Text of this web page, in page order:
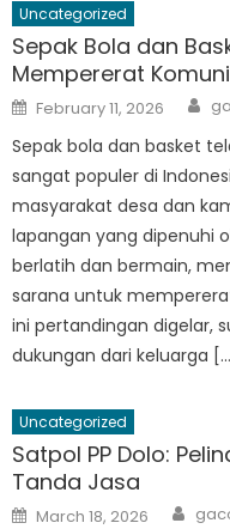
Uncategorized
Sepak Bola dan
Mempererat
Posted
on
February 11, 2026
Sepak bola dan basket
sangat populer di
masyarakat desa dan
lapangan yang dipenuhi
berlatih dan bermain,
sarana untuk
ini pertandingan digelar,
dukungan dari keluarga
Uncategorized
Satpol PP Dolo:
Tanda Jasa
Posted
March 18, 2026